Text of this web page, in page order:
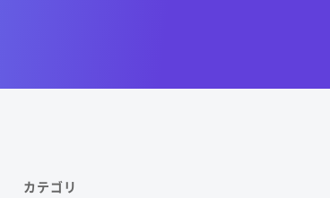
カテゴリ